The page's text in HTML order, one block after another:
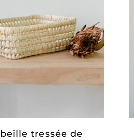
tressée de